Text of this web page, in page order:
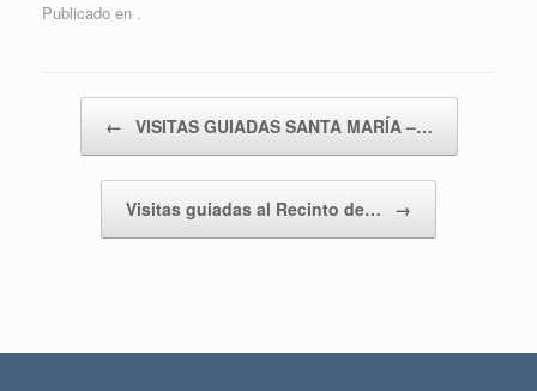
Publicado en .
← VISITAS GUIADAS SANTA MARÍA –…
Visitas guiadas al Recinto de… →